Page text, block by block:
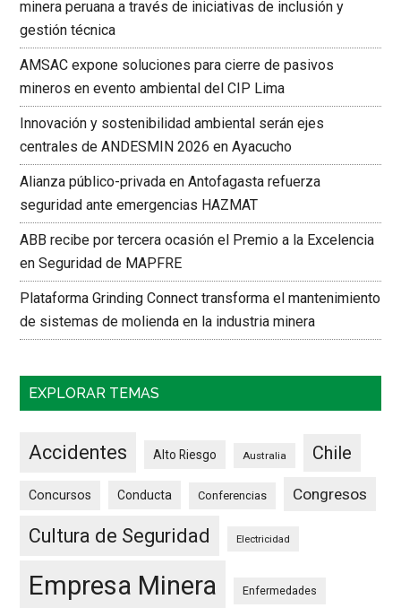
minera peruana a través de iniciativas de inclusión y
gestión técnica
AMSAC expone soluciones para cierre de pasivos
mineros en evento ambiental del CIP Lima
Innovación y sostenibilidad ambiental serán ejes
centrales de ANDESMIN 2026 en Ayacucho
Alianza público-privada en Antofagasta refuerza
seguridad ante emergencias HAZMAT
ABB recibe por tercera ocasión el Premio a la Excelencia
en Seguridad de MAPFRE
Plataforma Grinding Connect transforma el mantenimiento
de sistemas de molienda en la industria minera
EXPLORAR TEMAS
Accidentes Alto Riesgo Australia Chile
Concursos Conducta Conferencias Congresos
Cultura de Seguridad Electricidad
Empresa Minera Enfermedades